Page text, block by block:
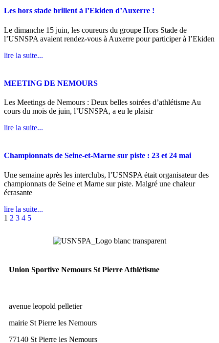
Les hors stade brillent à l’Ekiden d’Auxerre !
Le dimanche 15 juin, les coureurs du groupe Hors Stade de
l’USNSPA avaient rendez-vous à Auxerre pour participer à l’Ekiden
lire la suite...
MEETING DE NEMOURS
Les Meetings de Nemours : Deux belles soirées d’athlétisme Au
cours du mois de juin, l’USNSPA, a eu le plaisir
lire la suite...
Championnats de Seine-et-Marne sur piste : 23 et 24 mai
Une semaine après les interclubs, l’USNSPA était organisateur des
championnats de Seine et Marne sur piste. Malgré une chaleur
écrasante
lire la suite...
1 2 3 4 5
Union Sportive Nemours St Pierre Athlétisme
avenue leopold pelletier
mairie St Pierre les Nemours
77140 St Pierre les Nemours